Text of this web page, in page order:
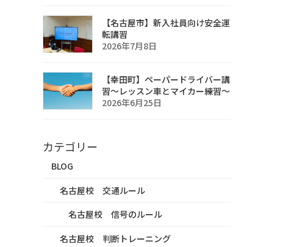
【名古屋市】新入社員向け安全運
転講習
2026年7月8日
【幸田町】ペーパードライバー講
習〜レッスン車とマイカー練習〜
2026年6月25日
カテゴリー
BLOG
名古屋校 交通ルール
名古屋校 信号のルール
名古屋校 判断トレーニング